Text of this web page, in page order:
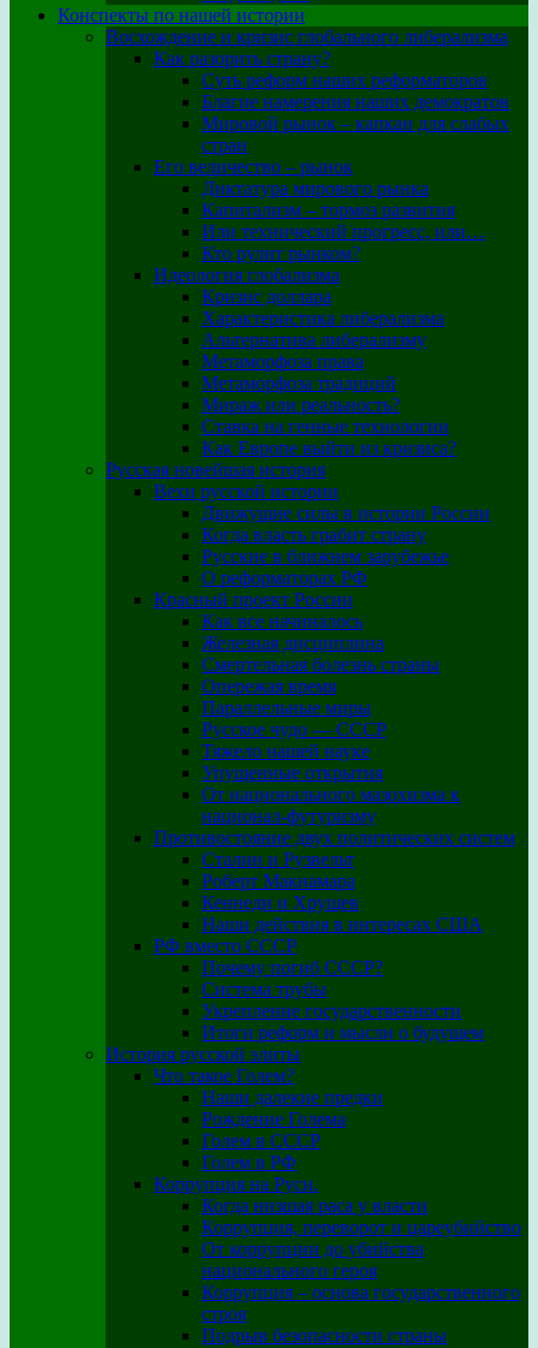
Конспекты по нашей истории
Восхождение и кризис глобального либерализма
Как разорить страну?
Суть реформ наших реформаторов
Благие намерения наших демократов
Мировой рынок – капкан для слабых
стран
Его величество – рынок
Диктатура мирового рынка
Капитализм – тормоз развития
Или технический прогресс, или…
Кто рулит рынком?
Идеология глобализма
Кризис доллара
Характеристика либерализма
Альтернатива либерализму
Метаморфоза права
Метаморфоза традиций
Мираж или реальность?
Ставка на генные технологии
Как Европе выйти из кризиса?
Русская новейшая история
Вехи русской истории
Движущие силы в истории России
Когда власть грабит страну
Русские в ближнем зарубежье
О реформаторах РФ
Красный проект России
Как все начиналось
Железная дисциплина
Смертельная болезнь страны
Опережая время
Параллельные миры
Русское чудо — СССР
Тяжело нашей науке
Упущенные открытия
От национального мазохизма к
национал-футуризму
Противостояние двух политических систем
Сталин и Рузвельт
Роберт Макнамара
Кеннеди и Хрущев
Наши действия в интересах США
РФ вместо СССР
Почему погиб СССР?
Система трубы
Укрепление государственности
Итоги реформ и мысли о будущем
История русской элиты
Что такое Голем?
Наши далекие предки
Рождение Голема
Голем в СССР
Голем в РФ
Коррупция на Руси.
Когда низшая раса у власти
Коррупция, переворот и цареубийство
От коррупции до убийства
национального героя
Коррупция – основа государственного
строя
Подрыв безопасности страны